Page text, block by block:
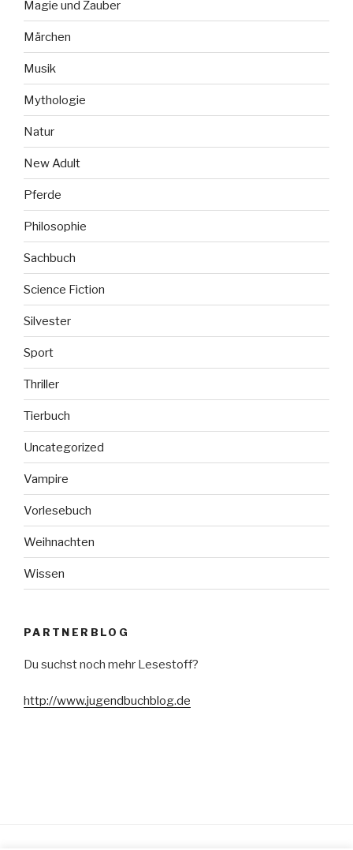
Magie und Zauber
Märchen
Musik
Mythologie
Natur
New Adult
Pferde
Philosophie
Sachbuch
Science Fiction
Silvester
Sport
Thriller
Tierbuch
Uncategorized
Vampire
Vorlesebuch
Weihnachten
Wissen
PARTNERBLOG
Du suchst noch mehr Lesestoff?
http://www.jugendbuchblog.de